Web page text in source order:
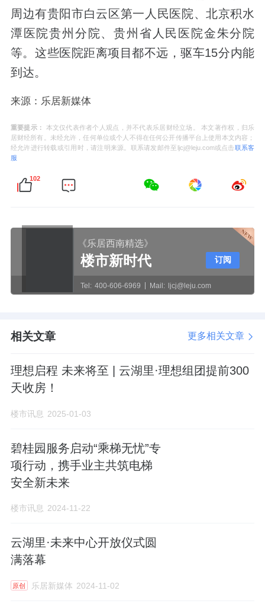
周边有贵阳市白云区第一人民医院、北京积水
潭医院贵州分院、贵州省人民医院金朱分院
等。这些医院距离项目都不远，驱车15分内能
到达。
来源：乐居新媒体
重要提示：
本文仅代表作者个人观点，并不代表乐居财经立场。 本文著作权，归乐
居财经所有。未经允许，任何单位或个人不得在任何公开传播平台上使用本文内容；
经允许进行转载或引用时，请注明来源。联系请发邮件至ljcj@leju.com或点击联系客
服
102
《乐居西南精选》
楼市新时代
Tel: 400-606-6969 Mail: ljcj@leju.com
订阅
相关文章 更多相关文章
理想启程 未来将至 | 云湖里·理想组团提前300
天收房！
楼市讯息 2025-01-03
碧桂园服务启动“乘梯无忧”专
项行动，携手业主共筑电梯
安全新未来
楼市讯息 2024-11-22
云湖里·未来中心开放仪式圆
满落幕
原创 乐居新媒体 2024-11-02